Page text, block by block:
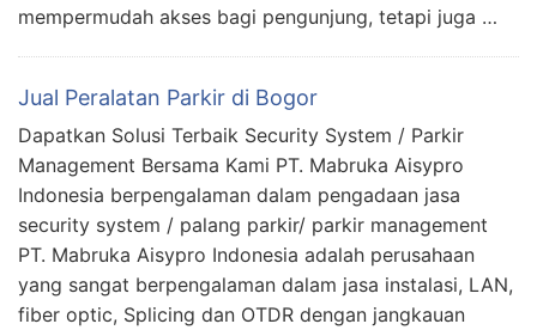
mempermudah akses bagi pengunjung, tetapi juga …
Jual Peralatan Parkir di Bogor
Dapatkan Solusi Terbaik Security System / Parkir
Management Bersama Kami PT. Mabruka Aisypro
Indonesia berpengalaman dalam pengadaan jasa
security system / palang parkir/ parkir management
PT. Mabruka Aisypro Indonesia adalah perusahaan
yang sangat berpengalaman dalam jasa instalasi, LAN,
fiber optic, Splicing dan OTDR dengan jangkauan